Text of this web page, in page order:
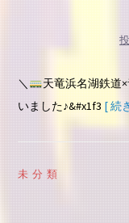
＼ 天竜浜名湖鉄道
いました♪&#x1f3[ 続
未分類